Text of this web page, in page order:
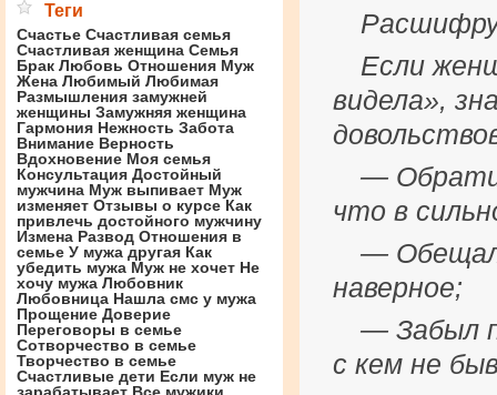
Если
видела»,
—
что в
— Обещал
наверное;
— Забыл
с кем не
Теги
Счастье Счастливая семья
Счастливая женщина Семья
Брак Любовь Отношения Муж
Жена Любимый Любимая
Размышления замужней
женщины Замужняя женщина
Гармония Нежность Забота
Внимание Верность
Вдохновение Моя семья
Консультация Достойный
мужчина Муж выпивает Муж
изменяет Отзывы о курсе Как
привлечь достойного мужчину
Измена Развод Отношения в
семье У мужа другая Как
убедить мужа Муж не хочет Не
хочу мужа Любовник
Любовница Нашла смс у мужа
Прощение Доверие
Переговоры в семье
Сотворчество в семье
Творчество в семье
Счастливые дети Если муж не